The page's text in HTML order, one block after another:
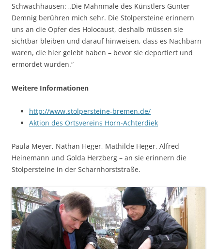
Schwachhausen: „Die Mahnmale des Künstlers Gunter
Demnig berühren mich sehr. Die Stolpersteine erinnern
uns an die Opfer des Holocaust, deshalb müssen sie
sichtbar bleiben und darauf hinweisen, dass es Nachbarn
waren, die hier gelebt haben – bevor sie deportiert und
ermordet wurden.“
Weitere Informationen
http://www.stolpersteine-bremen.de/
Aktion des Ortsvereins Horn-Achterdiek
Paula Meyer, Nathan Heger, Mathilde Heger, Alfred
Heinemann und Golda Herzberg – an sie erinnern die
Stolpersteine in der Scharnhorststraße.